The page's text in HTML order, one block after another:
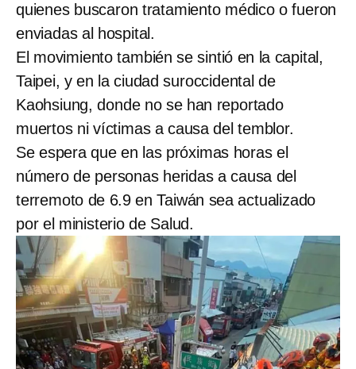
quienes buscaron tratamiento médico o fueron
enviadas al hospital.
El movimiento también se sintió en la capital,
Taipei, y en la ciudad suroccidental de
Kaohsiung, donde no se han reportado
muertos ni víctimas a causa del temblor.
Se espera que en las próximas horas el
número de personas heridas a causa del
terremoto de 6.9 en Taiwán sea actualizado
por el ministerio de Salud.